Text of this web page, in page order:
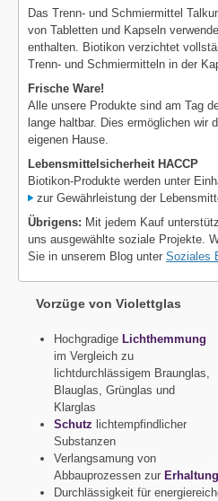
Das Trenn- und Schmiermittel
von Tabletten und Kapseln
enthalten. Biotikon verzichtet
Trenn- und Schmiermitteln in der
Frische Ware!
Alle unsere Produkte sind am Tag
lange haltbar. Dies ermöglichen wir
eigenen Hause.
Lebensmittelsicherheit HACCP
Biotikon-Produkte werden unter
zur Gewährleistung der
Übrigens: Mit jedem Kauf
uns ausgewählte soziale Projekte.
Sie in unserem Blog unter Soziales
Vorzüge von Violettglas
Hochgradige Lichthemmung
im Vergleich zu
lichtdurchlässigem Braunglas,
Blauglas, Grünglas und
Klarglas
Schutz lichtempfindlicher
Substanzen
Verlangsamung von
Abbauprozessen zur
Durchlässigkeit für